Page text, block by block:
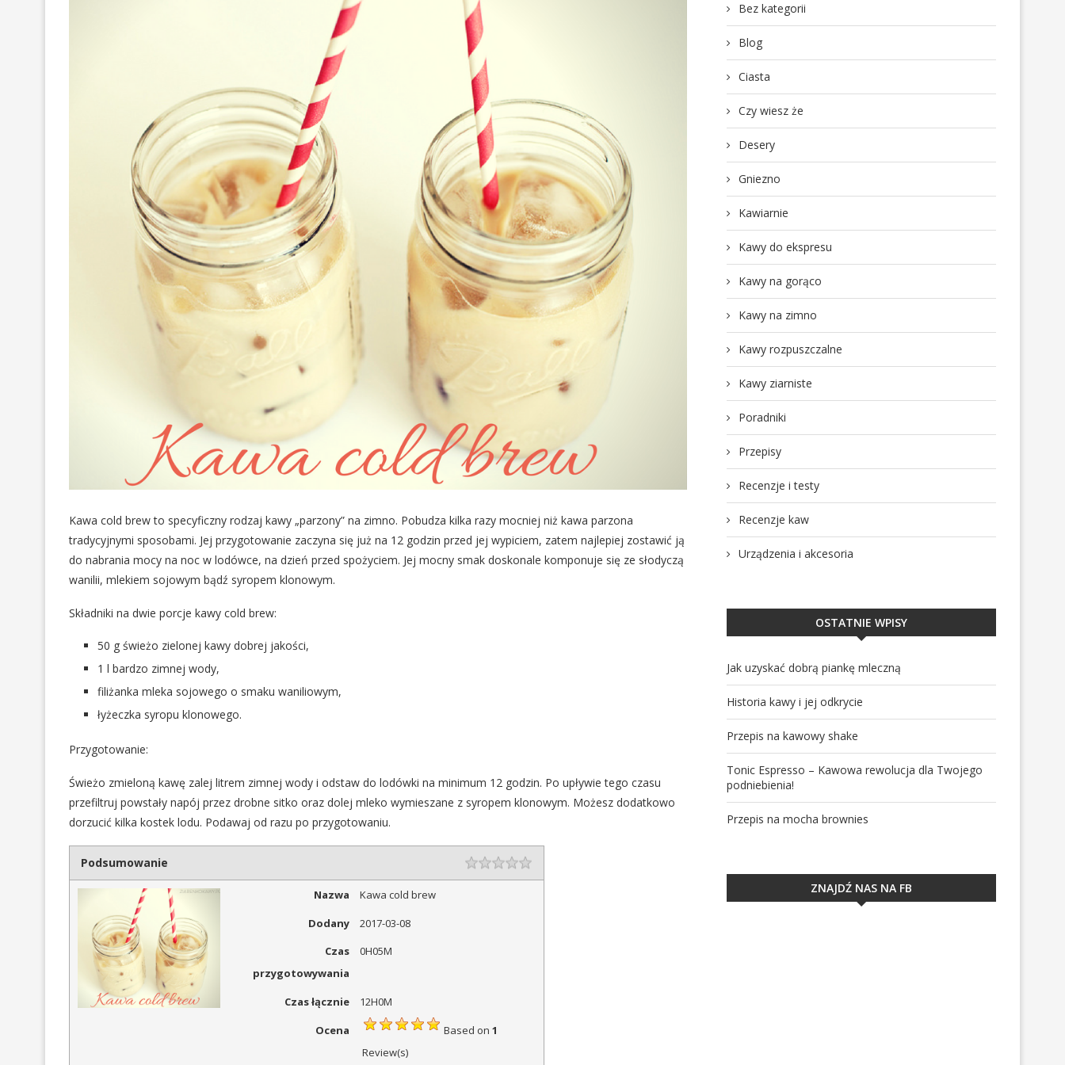
Kawa cold brew to specyficzny rodzaj kawy „parzony” na zimno. Pobudza kilka razy mocniej niż kawa parzona
tradycyjnymi sposobami. Jej przygotowanie zaczyna się już na 12 godzin przed jej wypiciem, zatem najlepiej zostawić ją
do nabrania mocy na noc w lodówce, na dzień przed spożyciem. Jej mocny smak doskonale komponuje się ze słodyczą
wanilii, mlekiem sojowym bądź syropem klonowym.
Składniki na dwie porcje kawy cold brew:
50 g świeżo zielonej kawy dobrej jakości,
1 l bardzo zimnej wody,
filiżanka mleka sojowego o smaku waniliowym,
łyżeczka syropu klonowego.
Przygotowanie:
Świeżo zmieloną kawę zalej litrem zimnej wody i odstaw do lodówki na minimum 12 godzin. Po upływie tego czasu
przefiltruj powstały napój przez drobne sitko oraz dolej mleko wymieszane z syropem klonowym. Możesz dodatkowo
dorzucić kilka kostek lodu. Podawaj od razu po przygotowaniu.
Podsumowanie Rating
Nazwa
Kawa cold brew
Dodany
2017-03-08
Czas
przygotowywania
0H05M
Czas łącznie
12H0M
Ocena
Based on 1
Review(s)
Bez kategorii
Blog
Ciasta
Czy wiesz że
Desery
Gniezno
Kawiarnie
Kawy do ekspresu
Kawy na gorąco
Kawy na zimno
Kawy rozpuszczalne
Kawy ziarniste
Poradniki
Przepisy
Recenzje i testy
Recenzje kaw
Urządzenia i akcesoria
OSTATNIE WPISY
Jak uzyskać dobrą piankę mleczną
Historia kawy i jej odkrycie
Przepis na kawowy shake
Tonic Espresso – Kawowa rewolucja dla Twojego
podniebienia!
Przepis na mocha brownies
ZNAJDŹ NAS NA FB